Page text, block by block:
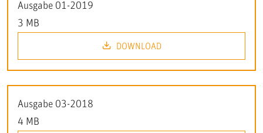
Ausgabe 01-2019
3 MB
DOWNLOAD
Ausgabe 03-2018
4 MB